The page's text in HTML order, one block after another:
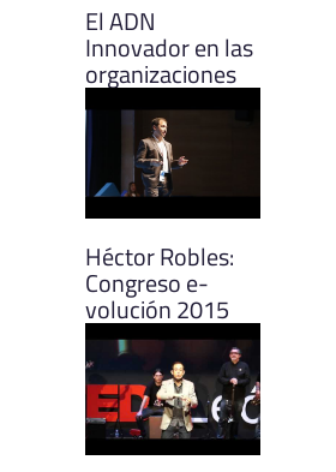
El ADN
Innovador en las
organizaciones
Héctor Robles:
Congreso e-
volución 2015